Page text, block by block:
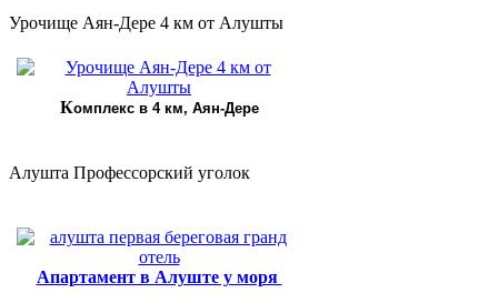
Урочище Аян-Дере 4 км от Алушты
Комплекс в 4 км, Аян-Дере
Алушта Профессорский уголок
Апартамент в Алуште у моря